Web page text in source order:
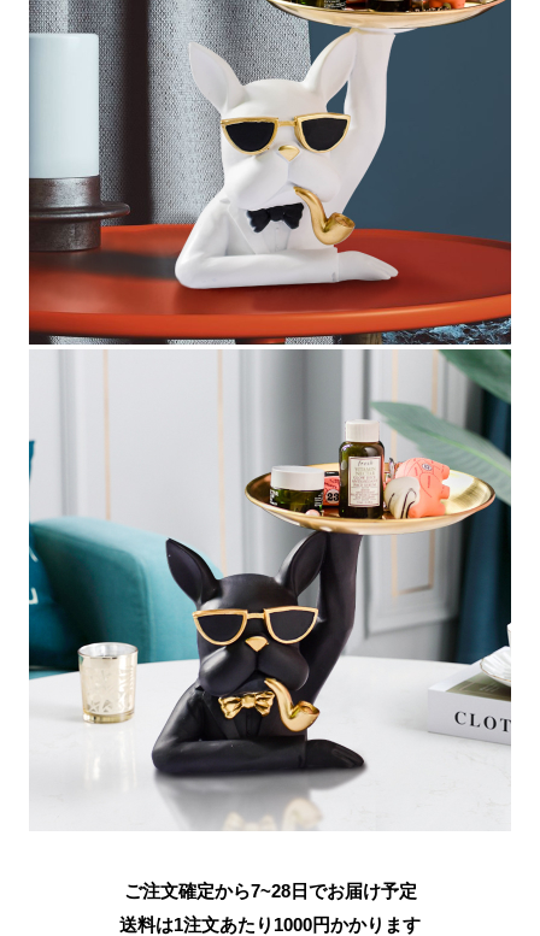
ご注文確定から7~28日でお届け予定
送料は1注文あたり 1000円かかります